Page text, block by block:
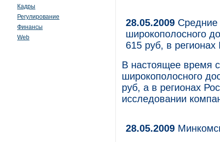
Кадры
Регулирование
Финансы
Web
28.05.2009 Средние
широкополосного
615 руб, в
В настоящее время
широкополосного
руб, а в регионах
исследовании
28.05.2009